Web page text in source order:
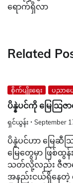
ရောက်ရှိလာ
Related
စိုက်ပျိုးရေး ပညာပ
ပိန္နဲပင်ကို မြေသြဇ
ရှင်ယွန်း September
ပိန္နဲပင်ဟာ မြေဆီ
မြေတွေမှာ ဖြစ်ထွ
သတ်လို့လည်း ဇီဇာ
အနည်းငယ်ရှိနေတဲ့